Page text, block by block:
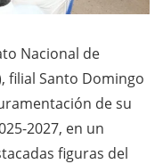
Nacional de
filial Santo Domingo
de su
2027, en un
figuras del